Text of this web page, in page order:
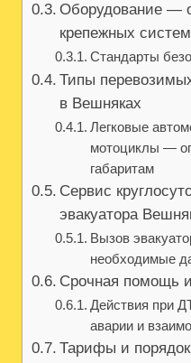
Оборудование —
крепежных систем
Стандарты
Типы
в Вешняках
Легковые
мотоциклы —
габаритам
Сервис
эвакуатора
Вызов
необходимые
Срочная помощь
Действия при
аварии и
Тарифы и